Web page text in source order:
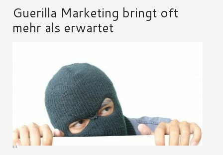
Guerilla Marketing bringt oft
mehr als erwartet